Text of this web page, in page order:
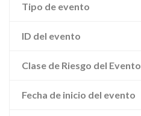
Tipo de evento
ID del evento
Clase de Riesgo del Evento
Fecha de inicio del evento